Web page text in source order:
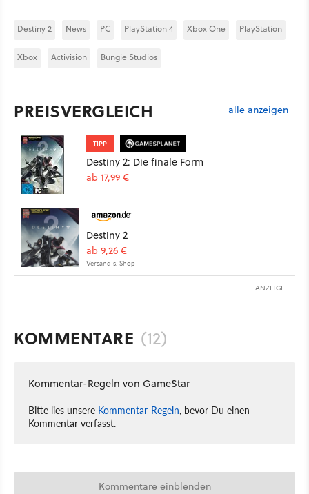
Destiny 2 News PC PlayStation 4 Xbox One PlayStation
Xbox Activision Bungie Studios
PREISVERGLEICH alle anzeigen
TIPP
Destiny 2: Die finale Form
ab 17,99 €
Destiny 2
ab 9,26 €
Versand s. Shop
ANZEIGE
KOMMENTARE (12)
Kommentar-Regeln von GameStar
Bitte lies unsere Kommentar-Regeln, bevor Du einen
Kommentar verfasst.
Kommentare einblenden